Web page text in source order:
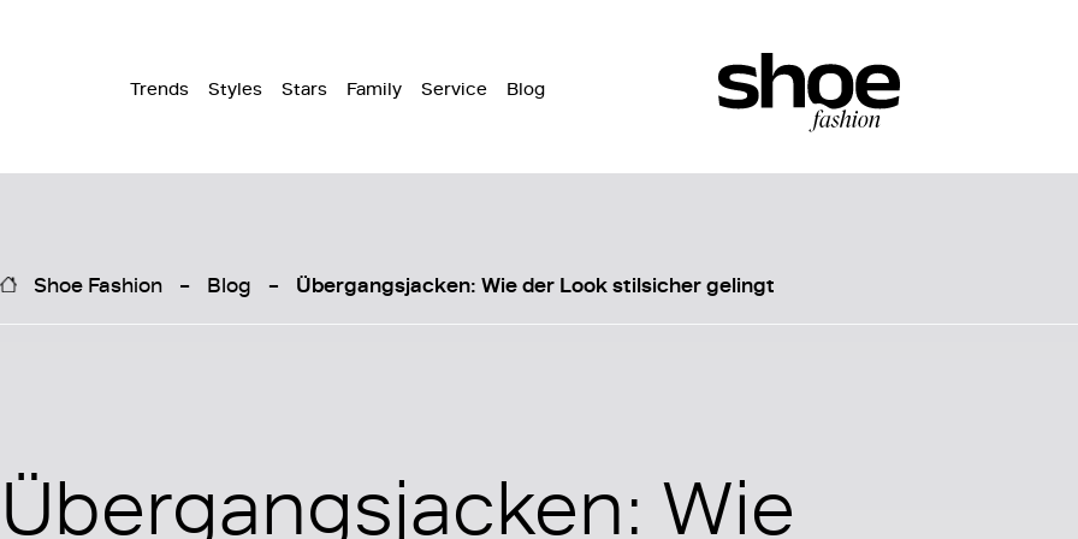
Trends Styles Stars Family Service Blog
Shoe Fashion Blog Übergangsjacken: Wie der Look stilsicher gelingt
Übergangsjacken: Wie